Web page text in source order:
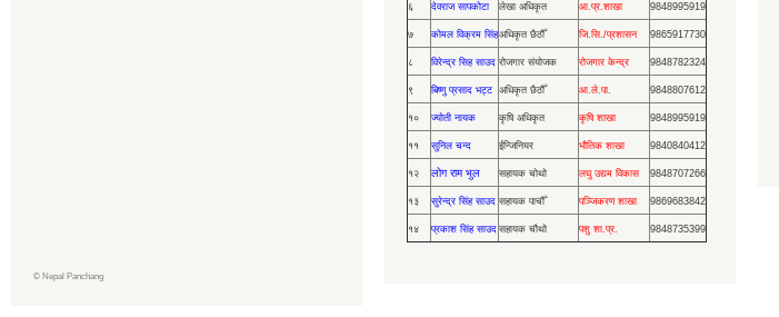
© Nepal Panchang
६ देवराज सापकोटा लेखा अधिकृत आ.प्र.शाखा 9848995919
७ कोमल विक्रम सिंहअधिकृत छैठौँ जि.सि./प्रशासन 9865917730
८ विरेन्द्र सिह साउद रोजगार संयोजक रोजगार केन्द्र 9848782324
९ बिष्णु प्रसाद भट्ट अधिकृत छैठौँ आ.ले.पा. 9848807612
१० ज्योती नायक कृषि अधिकृत कृषि शाखा 9848995919
११ सुनिल चन्द ईन्जिनियर भौतिक शाखा 9840840412
१२ लोग राम भुल सहायक चोथो लघु उद्यम विकास 9848707266
१३ सुरेन्द्र सिंह साउद सहायक पाचौँ पञ्जिकरण शाखा 9869683842
१४ प्रकाश सिंह साउद सहायक चौथो पशु शा.प्र. 9848735399